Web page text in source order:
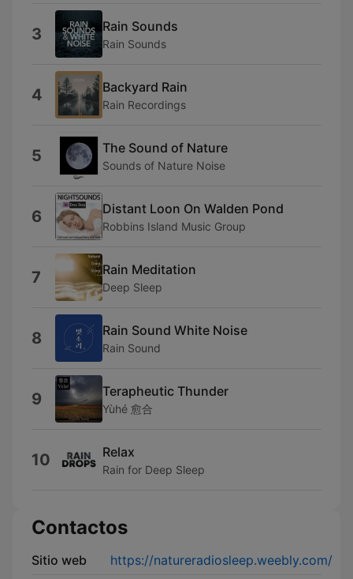
3 Rain Sounds
Rain Sounds
4 Backyard Rain
Rain Recordings
5 The Sound of Nature
Sounds of Nature Noise
6 Distant Loon On Walden Pond
Robbins Island Music Group
7 Rain Meditation
Deep Sleep
8 Rain Sound White Noise
Rain Sound
9 Terapheutic Thunder
Yùhé 愈合
10 Relax
Rain for Deep Sleep
Contactos
Sitio web
https://natureradiosleep.weebly.com/